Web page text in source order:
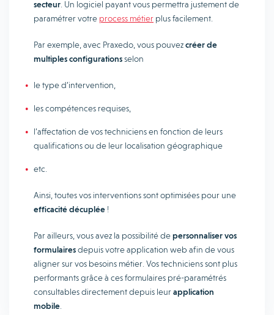
secteur . Un logiciel payant vous permettra justement de
paramétrer votre process métier plus facilement.
Par exemple, avec Praxedo, vous pouvezcréer de
multiples configurationsselon
le type d’intervention,
les compétences requises,
l’affectation de vos techniciens en fonction de leurs
qualifications ou de leur localisation géographique
etc.
Ainsi, toutes vos interventions sont optimisées pour une
efficacité décuplée !
Par ailleurs, vous avez la possibilité depersonnaliser vos
formulairesdepuis votre application web afin de vous
aligner sur vos besoins métier. Vos techniciens sont plus
performants grâce à ces formulaires pré-paramétrés
consultables directement depuis leurapplication
mobile